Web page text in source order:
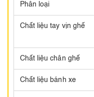
Phân loại
Chất liệu tay vịn ghế
Chất liệu chân ghế
Chất liệu bánh xe